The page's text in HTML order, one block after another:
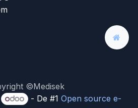
©Medisek
- De #1Open source e-